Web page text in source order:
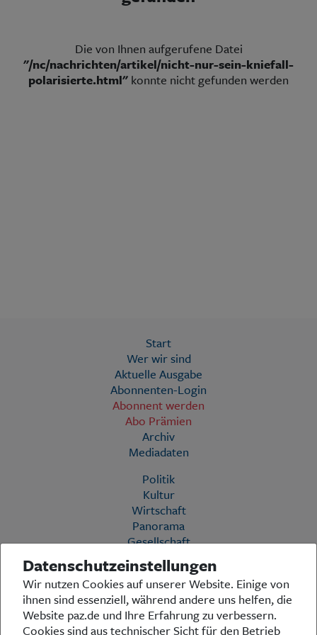
Abo Prämien
Archiv
Mediadaten
Die von Ihnen aufgerufene Datei
"/nc/nachrichten/artikel/nicht-nur-sein-kniefall-
polarisierte.html" konnte nicht gefunden werden
Start
Wer wir sind
Aktuelle Ausgabe
Abonnenten-Login
Abonnent werden
Abo Prämien
Archiv
Mediadaten
Politik
Kultur
Wirtschaft
Panorama
Gesellschaft
Leben
Geschichte
Ostpreußen
Pommern
Berlin-Brandenburg
Datenschutzeinstellungen
Wir nutzen Cookies auf unserer Website. Einige von
ihnen sind essenziell, während andere uns helfen, die
Website paz.de und Ihre Erfahrung zu verbessern.
Cookies sind aus technischer Sicht für den Betrieb